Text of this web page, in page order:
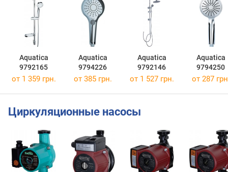
Aquatica
9792165
Aquatica
9794226
Aquatica
9792146
Aquatica
9794250
от 1 359 грн. от 385 грн. от 1 527 грн. от 287
Циркуляционные насосы